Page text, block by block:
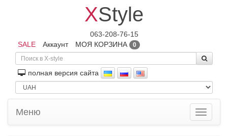
XStyle
063-208-76-15
SALE
Аккаунт МОЯ КОРЗИНА 0
полная версия сайта
Toggle
Меню